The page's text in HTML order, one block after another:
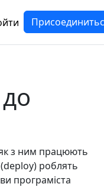
як з ним працюють
роблять
програміста